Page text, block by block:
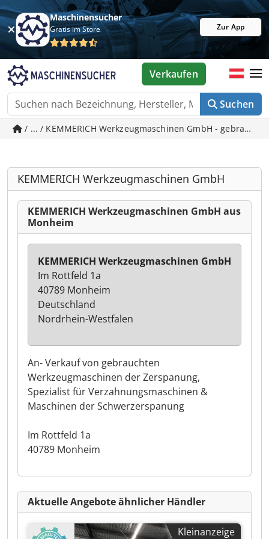
Maschinensucher
Gratis im Store Zur App
Suchen
Verkaufen
/ ... / KEMMERICH Werkzeugmaschinen GmbH -
KEMMERICH Werkzeugmaschinen GmbH
KEMMERICH Werkzeugmaschinen GmbH aus
Monheim
An- Verkauf von gebrauchten
Werkzeugmaschinen der Zerspanung,
Spezialist für Verzahnungsmaschinen &
Maschinen der Schwerzerspanung
Im Rottfeld 1a
40789 Monheim
KEMMERICH Werkzeugmaschinen GmbH
Im Rottfeld 1a
40789 Monheim
Deutschland
Nordrhein-Westfalen
Aktuelle Angebote ähnlicher Händler
Kleinanzeige